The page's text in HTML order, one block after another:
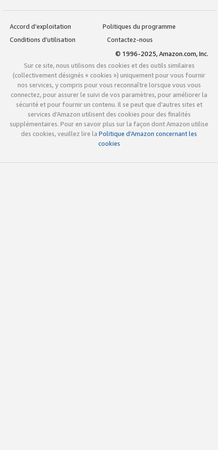
Accord d’exploitation
Politiques du programme
Conditions d’utilisation
Contactez-nous
© 1996-2025, Amazon.com, Inc.
Sur ce site, nous utilisons des cookies et des outils similaires
(collectivement désignés « cookies ») uniquement pour vous fournir
nos services, y compris pour vous reconnaître lorsque vous vous
connectez, pour assurer le suivi de vos paramètres, pour améliorer la
sécurité et pour fournir un contenu. Il se peut que d’autres sites et
services d’Amazon utilisent des cookies pour des finalités
supplémentaires. Pour en savoir plus sur la façon dont Amazon utilise
des cookies, veuillez lire la Politique d’Amazon concernant les
cookies